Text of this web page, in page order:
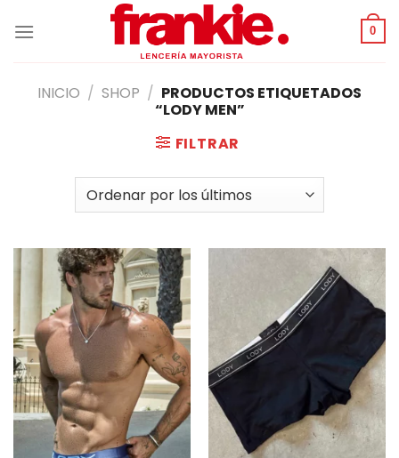
0
INICIO / SHOP / PRODUCTOS ETIQUETADOS
“LODY MEN”
FILTRAR